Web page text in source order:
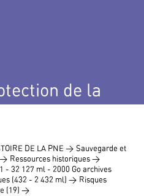
de la
DE LA PNE > Sauvegarde et
> Ressources historiques >
- 32 127 ml - 2000 Go archives
(432 - 2 432 ml) > Risques
(19) >